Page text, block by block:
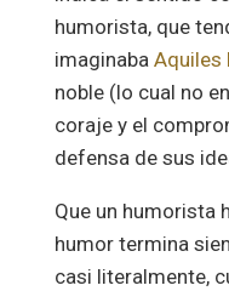
humorista, que
imaginaba Aquiles
noble (lo cual no
coraje y el
defensa de sus
Que un humorista
humor termina
casi literalmente,